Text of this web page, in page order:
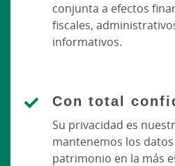
conjunta a efectos
fiscales,
informativos.
Con total
Su privacidad es
mantenemos los
patrimonio en la más